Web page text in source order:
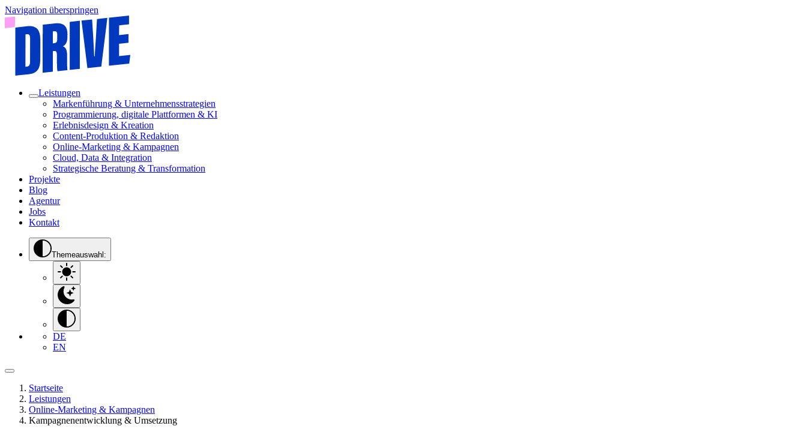
Navigation überspringen
Leistungen
Markenführung & Unternehmensstrategien
Programmierung, digitale Plattformen & KI
Erlebnisdesign & Kreation
Content-Produktion & Redaktion
Online-Marketing & Kampagnen
Cloud, Data & Integration
Strategische Beratung & Transformation
Projekte
Blog
Agentur
Jobs
Kontakt
Themeauswahl:
DE
EN
Startseite
Leistungen
Online-Marketing & Kampagnen
Kampagnenentwicklung & Umsetzung